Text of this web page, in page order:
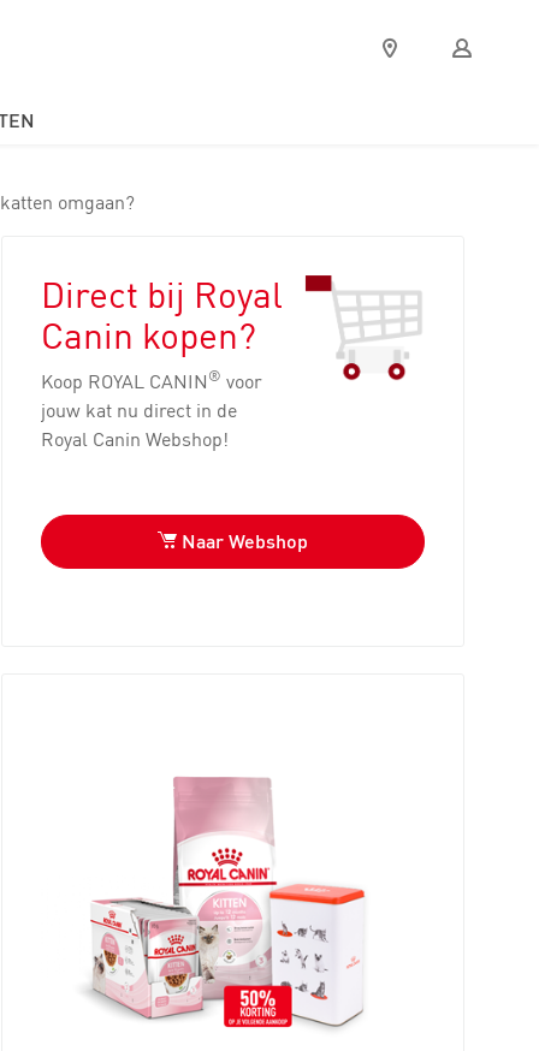
Verkooppunten
Mijn
Royal
omgaan?
Direct bij Royal
Canin kopen?
Koop ROYAL CANIN® voor
jouw kat nu direct in de
Royal Canin Webshop!
Naar Webshop